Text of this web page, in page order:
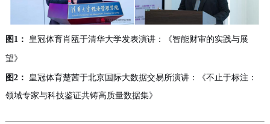
图 1： 皇冠体育肖瓯于清华大学发表演讲：《智能财审的实践与展
望》
图2：
皇冠体育楚茜于北京国际大数据交易所演讲：《不止于标注：
领域专家与科技鉴证共铸高质量数据集》